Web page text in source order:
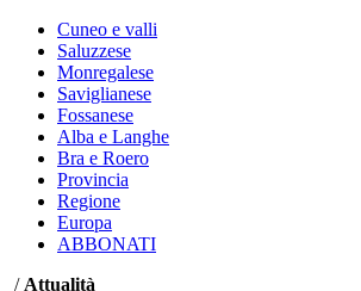
Cuneo e valli
Saluzzese
Monregalese
Saviglianese
Fossanese
Alba e Langhe
Bra e Roero
Provincia
Regione
Europa
ABBONATI
/ Attualità